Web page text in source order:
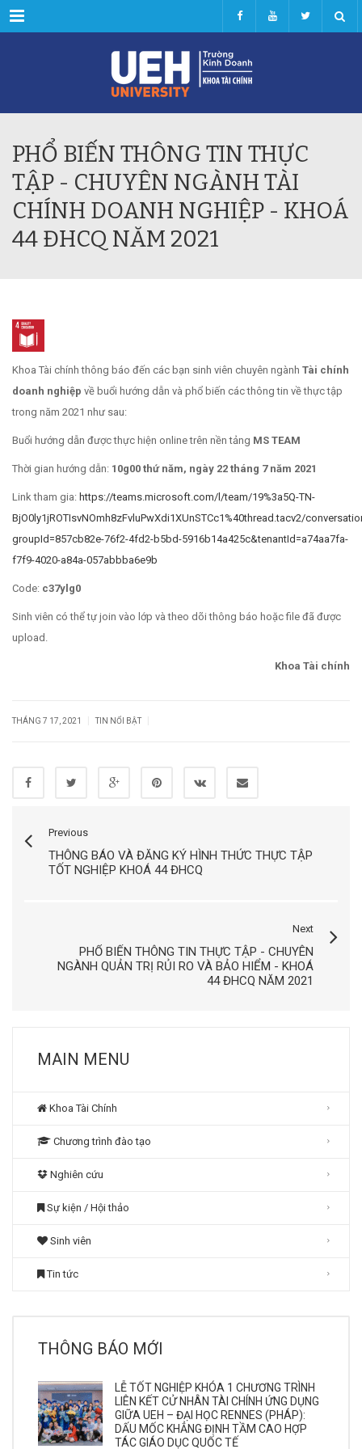
Menu
PHỔ BIẾN THÔNG TIN THỰC
TẬP - CHUYÊN NGÀNH TÀI
CHÍNH DOANH NGHIỆP - KHOÁ
44 ĐHCQ NĂM 2021
Khoa Tài chính thông báo đến các bạn sinh viên chuyên ngành Tài chính
doanh nghiệp về buổi hướng dẫn và phổ biến các thông tin về thực tập
trong năm 2021 như sau:
Buổi hướng dẫn được thực hiện online trên nền tảng MS TEAM
Thời gian hướng dẫn: 10g00 thứ năm, ngày 22 tháng 7 năm 2021
Link tham gia: https://teams.microsoft.com/l/team/19%3a5Q-TN-
BjO0ly1jROTIsvNOmh8zFvluPwXdi1XUnSTCc1%40thread.tacv2/
groupId=857cb82e-76f2-4fd2-b5bd-5916b14a425c&tenantId=a74aa7fa-
f7f9-4020-a84a-057abbba6e9b
Code: c37ylg0
Sinh viên có thể tự join vào lớp và theo dõi thông báo hoặc file đã được
upload.
Khoa Tài chính
THÁNG 7 17, 2021 TIN NỔI BẬT
Previous
THÔNG BÁO VÀ ĐĂNG KÝ HÌNH THỨC THỰC TẬP
TỐT NGHIỆP KHOÁ 44 ĐHCQ
Next
PHỔ BIẾN THÔNG TIN THỰC TẬP - CHUYÊN
NGÀNH QUẢN TRỊ RỦI RO VÀ BẢO HIỂM - KHOÁ
44 ĐHCQ NĂM 2021
MAIN MENU
Khoa Tài Chính
Chương trình đào tạo
Nghiên cứu
Sự kiện / Hội thảo
Sinh viên
Tin tức
THÔNG BÁO MỚI
LỄ TỐT NGHIỆP KHÓA 1 CHƯƠNG TRÌNH
LIÊN KẾT CỬ NHÂN TÀI CHÍNH ỨNG DỤNG
GIỮA UEH – ĐẠI HỌC RENNES (PHÁP):
DẤU MỐC KHẲNG ĐỊNH TẦM CAO HỢP
TÁC GIÁO DỤC QUỐC TẾ